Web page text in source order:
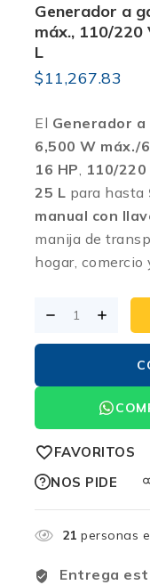
Generador a
máx., 110/220
L
$11,267.83
El Generador
6,500 W máx./
16 HP, 110/
25 L para hasta
manual con
manija de
hogar, comercio
FAVORITOS
NOS PIDE
21 personas
Entrega